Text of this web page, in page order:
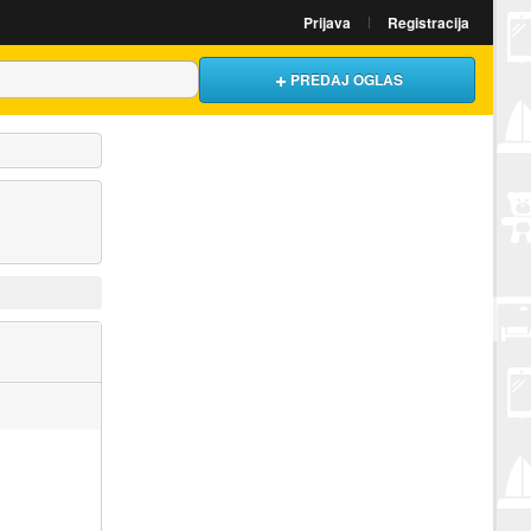
Prijava Registracija
PREDAJ OGLAS